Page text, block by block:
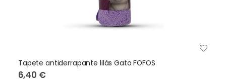
Tapete antiderrapante lilás Gato FOFOS
6,40 €